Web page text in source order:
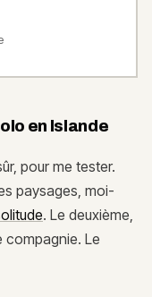
en Islande
pour me tester.
paysages, moi-
. Le deuxième,
compagnie. Le